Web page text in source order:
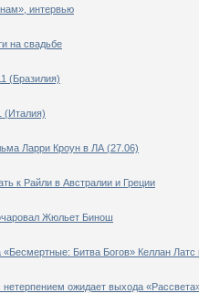
интервью
на свадьбе
(Бразилия)
(Италия)
Ларри Кроун в ЛА (27.06)
к Райли в Австралии и Греции
Жюльет Бинош
Битва Богов» Келлан
ожидает выхода